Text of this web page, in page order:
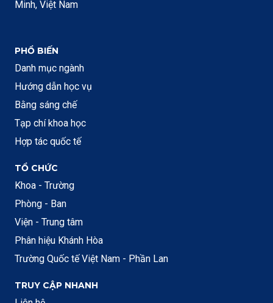
Minh, Việt Nam
PHỔ BIẾN
Danh mục ngành
Hướng dẫn học vụ
Bằng sáng chế
Tạp chí khoa học
Hợp tác quốc tế
TỔ CHỨC
Khoa - Trường
Phòng - Ban
Viện - Trung tâm
Phân hiệu Khánh Hòa
Trường Quốc tế Việt Nam - Phần Lan
TRUY CẬP NHANH